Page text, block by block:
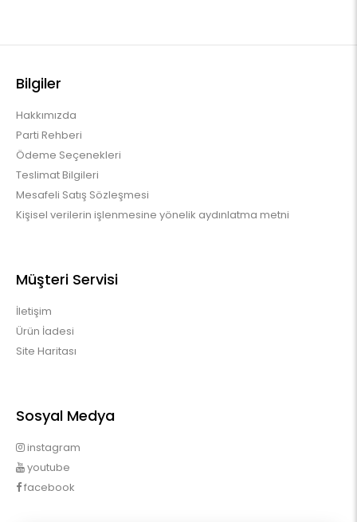
Bilgiler
Hakkımızda
Parti Rehberi
Ödeme Seçenekleri
Teslimat Bilgileri
Mesafeli Satış Sözleşmesi
Kişisel verilerin işlenmesine yönelik aydınlatma metni
Müşteri Servisi
İletişim
Ürün İadesi
Site Haritası
Sosyal Medya
instagram
youtube
facebook